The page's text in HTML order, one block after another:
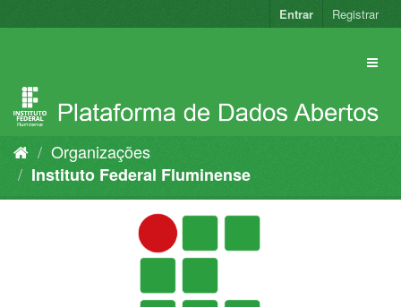
para
Entrar Registrar
Organizações
Instituto Federal Fluminense